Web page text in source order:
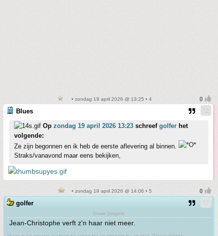
• zondag 19 april 2026 @ 13:25 • 4
Blues
Op zondag 19 april 2026 13:23 schreef golfer het
volgende:
Ze zijn begonnen en ik heb de eerste aflevering al binnen.
Straks/vanavond maar eens bekijken,
• zondag 19 april 2026 @ 14:06 • 5
golfer
Ouwe jongere
Jean-Christophe verft z'n haar niet meer.